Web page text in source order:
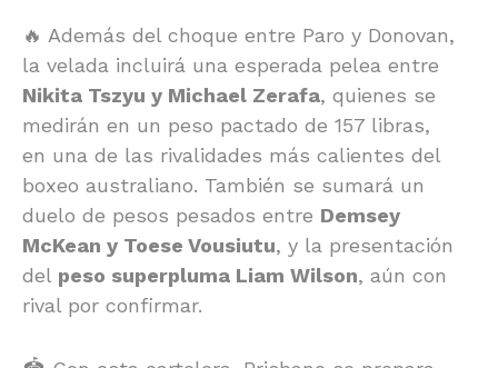
🔥 Además del choque entre Paro y Donovan,
la velada incluirá una esperada pelea entre
Nikita Tszyu y Michael Zerafa, quienes se
medirán en un peso pactado de 157 libras,
en una de las rivalidades más calientes del
boxeo australiano. También se sumará un
duelo de pesos pesados entre Demsey
McKean y Toese Vousiutu, y la presentación
del peso superpluma Liam Wilson, aún con
rival por confirmar.